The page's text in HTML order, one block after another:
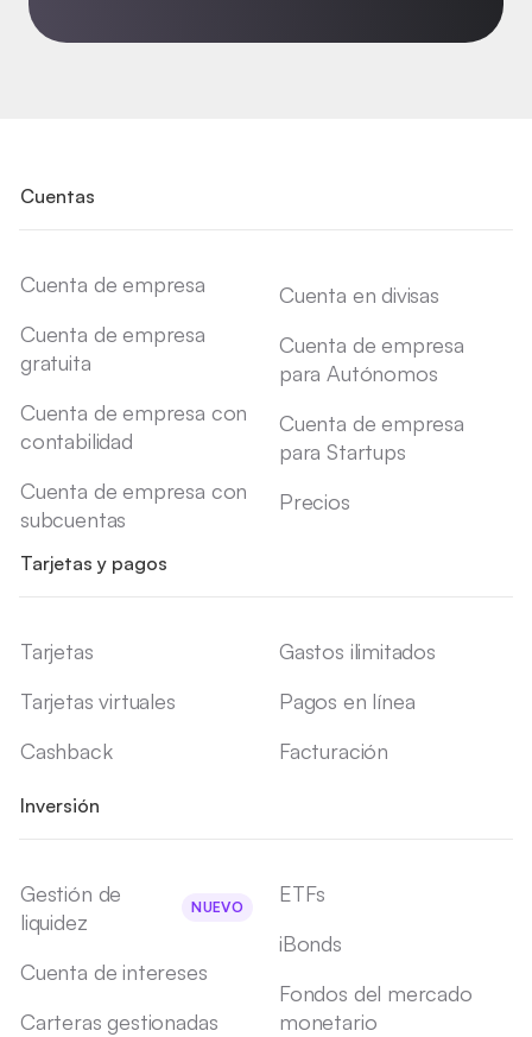
Cuentas
Cuenta de empresa
Cuenta de empresa
gratuita
Cuenta de empresa con
contabilidad
Cuenta de empresa con
subcuentas
Cuenta en divisas
Cuenta de empresa
para Autónomos
Cuenta de empresa
para Startups
Precios
Tarjetas y pagos
Tarjetas
Tarjetas virtuales
Cashback
Gastos ilimitados
Pagos en línea
Facturación
Inversión
Gestión de
liquidez
NUEVO
Cuenta de intereses
Carteras gestionadas
ETFs
iBonds
Fondos del mercado
monetario